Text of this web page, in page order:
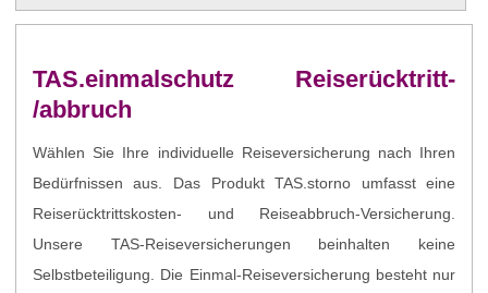
TAS.einmalschutz Reiserücktritt-
/abbruch
Wählen Sie Ihre individuelle Reiseversicherung nach Ihren
Bedürfnissen aus. Das Produkt TAS.storno umfasst eine
Reiserücktrittskosten- und Reiseabbruch-Versicherung.
Unsere TAS-Reiseversicherungen beinhalten keine
Selbstbeteiligung. Die Einmal-Reiseversicherung besteht nur